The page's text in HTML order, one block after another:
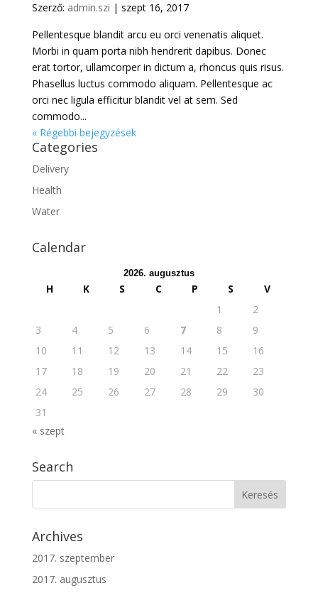
Szerző: admin.szi | szept 16, 2017
Pellentesque blandit arcu eu orci venenatis aliquet.
Morbi in quam porta nibh hendrerit dapibus. Donec
erat tortor, ullamcorper in dictum a, rhoncus quis risus.
Phasellus luctus commodo aliquam. Pellentesque ac
orci nec ligula efficitur blandit vel at sem. Sed
commodo...
« Régebbi bejegyzések
Categories
Delivery
Health
Water
Calendar
2026. augusztus
H K S C P S
V
1
2
3
4 5 6 7 8
9
10
11 12 13 14 15
16
17
18 19 20 21 22
23
24
25 26 27 28 29
30
31
« szept
Search
Archives
2017. szeptember
2017. augusztus